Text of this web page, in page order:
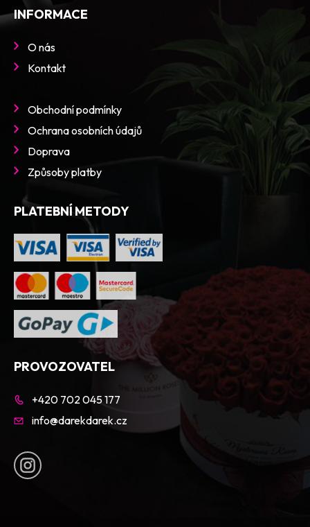
INFORMACE
O nás
Kontakt
Obchodní podmínky
Ochrana osobních údajů
Doprava
Způsoby platby
PLATEBNÍ METODY
PROVOZOVATEL
+420 702 045 177
info@darekdarek.cz